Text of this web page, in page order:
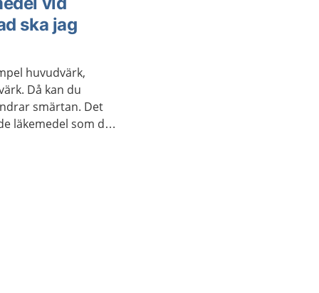
ska jag
huvudvärk,
Då kan du
smärtan. Det
läkemedel som du